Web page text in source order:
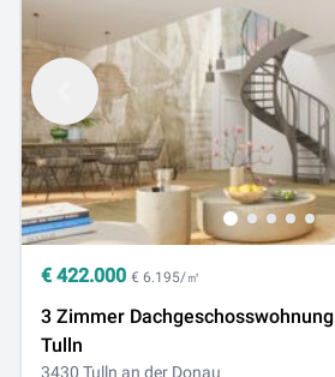
€ 422.000 € 6.195/㎡
3 Zimmer
Tulln
3430 Tulln an der Donau